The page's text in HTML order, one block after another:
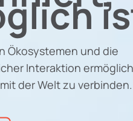
Ökosystemen und die
Interaktion
der Welt zu verbinden.